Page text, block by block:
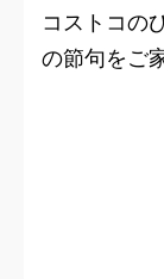
コストコの
の節句をご